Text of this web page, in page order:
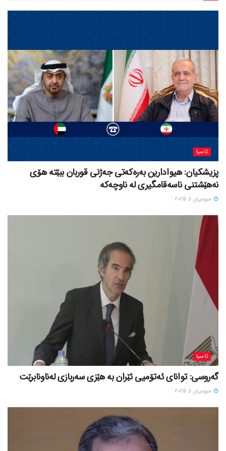
ئاسیا
پزیشکیان: هیوادارین بەرەکەتی جەژنی قوربان ببێتە هۆی
نەهێشتنی ناسەقامگیری لە ناوچەکە
حوزه‌یران 6, 2025
ئاسیا
گەروسی: توانای ئەتۆمیی ئێران بە هێزی سەربازی لەناونابرێت
حوزه‌یران 6, 2025